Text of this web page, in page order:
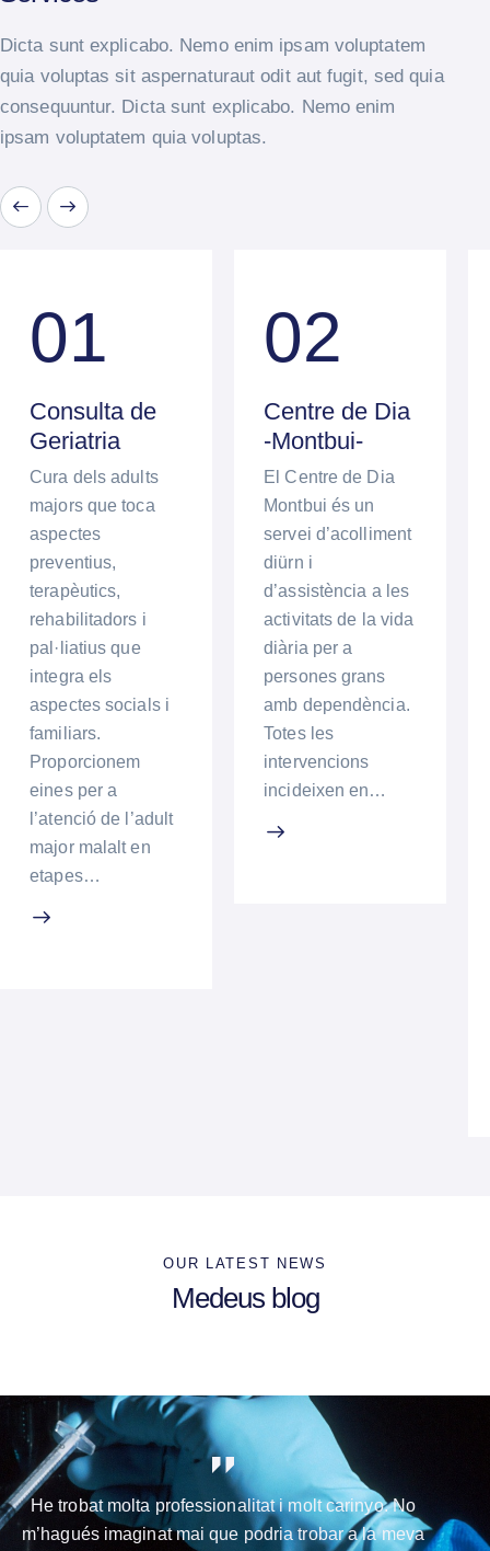
Dicta sunt explicabo. Nemo enim ipsam voluptatem
quia voluptas sit aspernaturaut odit aut fugit, sed quia
consequuntur. Dicta sunt explicabo. Nemo enim
ipsam voluptatem quia voluptas.
01
Consulta de
Geriatria
Cura dels adults
majors que toca
aspectes
preventius,
terapèutics,
rehabilitadors i
pal·liatius que
integra els
aspectes socials i
familiars.
Proporcionem
eines per a
l’atenció de l’adult
major malalt en
etapes…
02
Centre de Dia
-Montbui-
El Centre de Dia
Montbui és un
servei d’acolliment
diürn i
d’assistència a les
activitats de la vida
diària per a
persones grans
amb dependència.
Totes les
intervencions
incideixen en…
OUR LATEST NEWS
Medeus blog
He trobat molta professionalitat i molt carinyo. No
m’hagués imaginat mai que podria trobar a la meva